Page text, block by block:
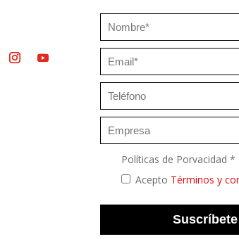
Políticas de Porvacidad *
Acepto Términos y